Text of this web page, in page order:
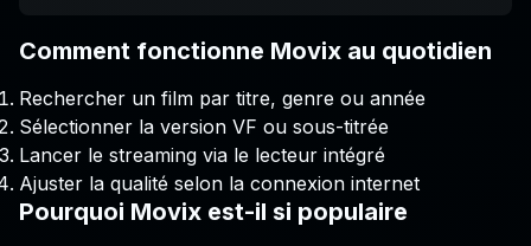
Comment fonctionne Movix au quotidien
Rechercher un film par titre, genre ou année
Sélectionner la version VF ou sous-titrée
Lancer le streaming via le lecteur intégré
Ajuster la qualité selon la connexion internet
Pourquoi Movix est-il si populaire